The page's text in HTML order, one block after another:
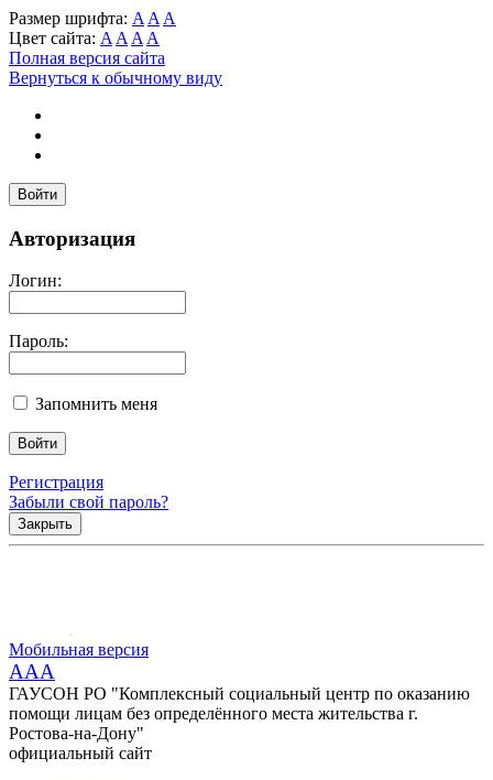
Размер шрифта: A A A
Цвет сайта: A A A A
Полная версия сайта
Вернуться к обычному виду
Войти
Авторизация
Логин:
Пароль:
Запомнить меня
Регистрация
Забыли свой пароль?
Закрыть
Мобильная версия
AAA
ГАУСОН РО "Комплексный социальный центр по оказанию
помощи лицам без определённого места жительства г.
Ростова-на-Дону"
официальный сайт